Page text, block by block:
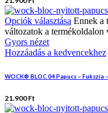
Opciók választása Ennek a
változatok a termékoldalon
Gyors nézet
Hozzáadás a kedvencekhez
WOCK® BLOC 04 Papucs – Fukszia
21.900Ft